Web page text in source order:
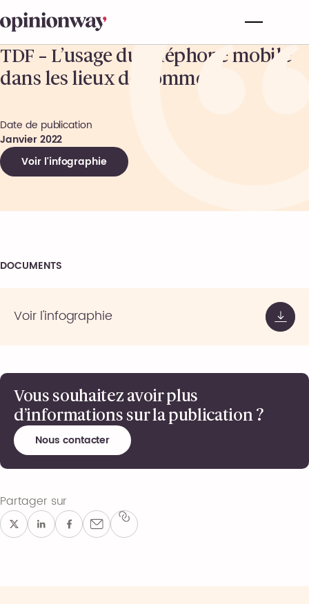
TDF – L’usage du téléphone mobile
dans les lieux de commerce
Date de publication
Janvier 2022
Voir l'infographie
DOCUMENTS
Voir l'infographie
Vous souhaitez avoir plus
d’informations sur la publication ?
Nous contacter
Partager sur